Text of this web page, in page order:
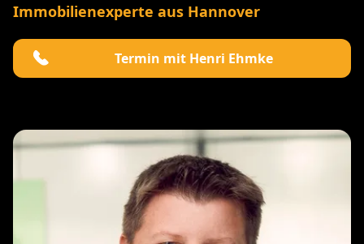
Immobilienexperte aus Hannover
Termin mit Henri Ehmke